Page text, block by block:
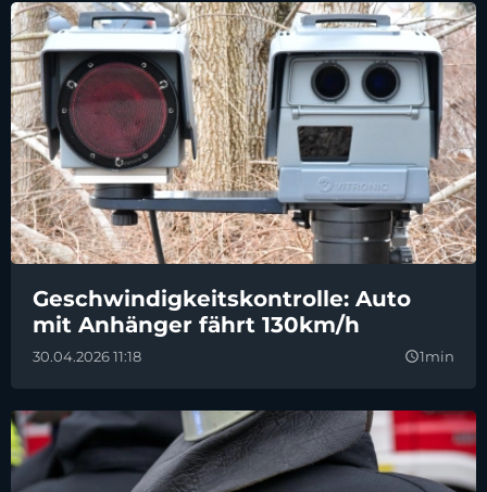
Geschwindigkeitskontrolle: Auto
mit Anhänger fährt 130km/h
30.04.2026 11:18 query_builder1min